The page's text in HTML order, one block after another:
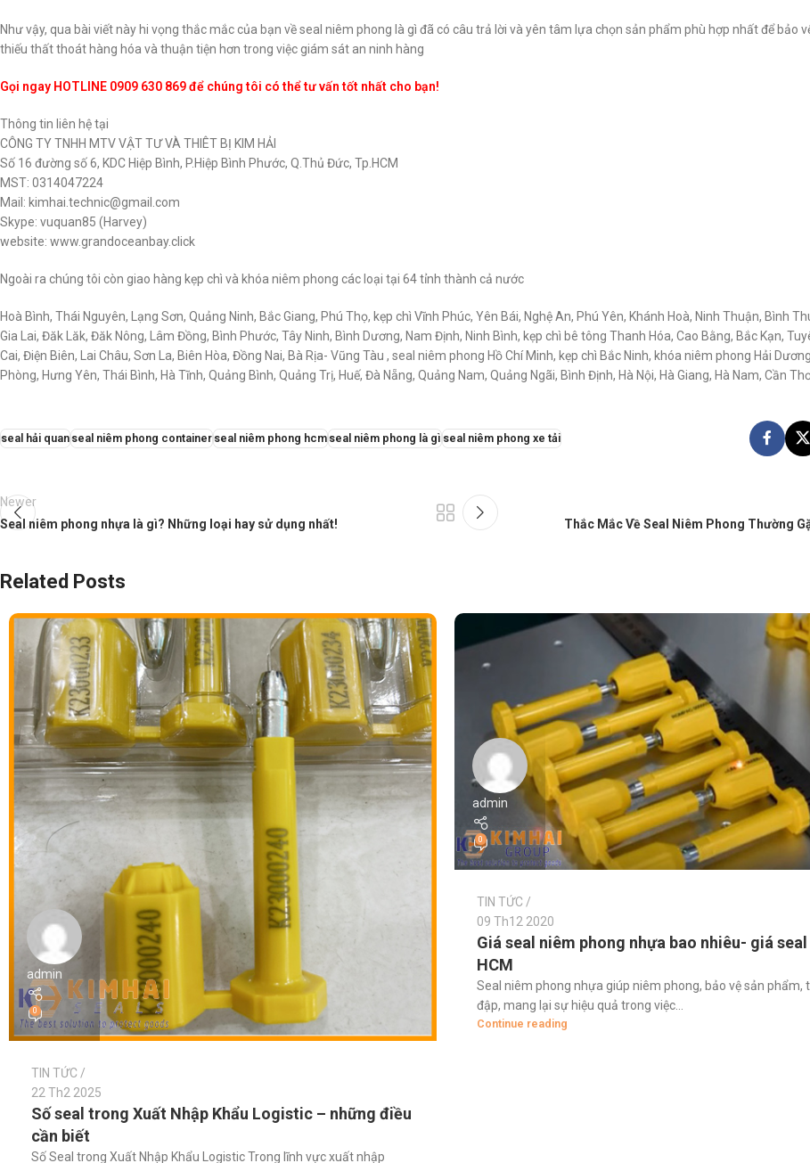
Như vậy, qua bài viết này hi vọng thắc mắc của bạn về seal niêm phong là gì đã có câu trả lời và yên tâm lựa chọn sản phẩm phù hợp nhất để bảo
thiếu thất thoát hàng hóa và thuận tiện hơn trong việc giám sát an ninh hàng
Gọi ngay HOTLINE 0909 630 869 để chúng tôi có thể tư vấn tốt nhất cho bạn!
Thông tin liên hệ tại
CÔNG TY TNHH MTV VẬT TƯ VÀ THIÊT BỊ KIM HẢI
Số 16 đường số 6, KDC Hiệp Bình, P.Hiệp Bình Phước, Q.Thủ Đức, Tp.HCM
MST: 0314047224
Mail: kimhai.technic@gmail.com
Skype: vuquan85 (Harvey)
website: www.grandoceanbay.click
Ngoài ra chúng tôi còn giao hàng kẹp chì và khóa niêm phong các loại tại 64 tỉnh thành cả nước
Hoà Bình, Thái Nguyên, Lạng Sơn, Quảng Ninh, Bắc Giang, Phú Thọ, kẹp chì Vĩnh Phúc, Yên Bái, Nghệ An, Phú Yên, Khánh Hoà, Ninh Thuận, Bình
Gia Lai, Đăk Lăk, Đăk Nông, Lâm Đồng, Bình Phước, Tây Ninh, Bình Dương, Nam Định, Ninh Bình, kẹp chì bê tông Thanh Hóa, Cao Bằng, Bắc Kạn,
Cai, Điện Biên, Lai Châu, Sơn La, Biên Hòa, Đồng Nai, Bà Rịa- Vũng Tàu , seal niêm phong Hồ Chí Minh, kẹp chì Bắc Ninh, khóa niêm phong Hải
Phòng, Hưng Yên, Thái Bình, Hà Tĩnh, Quảng Bình, Quảng Trị, Huế, Đà Nẵng, Quảng Nam, Quảng Ngãi, Bình Định, Hà Nội, Hà Giang, Hà Nam, Cần
seal hải quanseal niêm phong containerseal niêm phong hcmseal niêm phong là gì seal niêm phong xe tải
Newer
Seal niêm phong nhựa là gì? Những loại hay sử dụng nhất!
Thắc Mắc Về Seal Niêm Phong Thường
Related Posts
admin
0
TIN TỨC
22 Th2 2025
Số seal trong Xuất Nhập Khẩu Logistic – những điều
cần biết
Số Seal trong Xuất Nhập Khẩu Logistic Trong lĩnh vực xuất nhập
admin
0
TIN TỨC
09 Th12 2020
Giá seal niêm phong nhựa bao nhiêu- giá
HCM
Seal niêm phong nhựa giúp niêm phong, bảo vệ sản phẩm,
đập, mang lại sự hiệu quả trong việc...
Continue reading